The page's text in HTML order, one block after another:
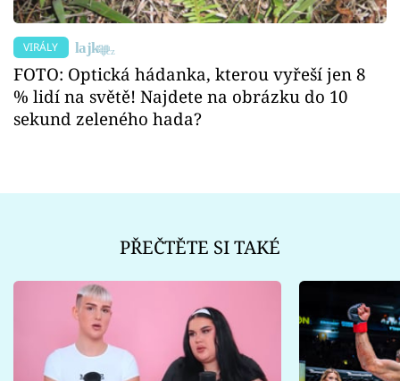
VIRÁLY
FOTO: Optická hádanka, kterou vyřeší jen 8
% lidí na světě! Najdete na obrázku do 10
sekund zeleného hada?
PŘEČTĚTE SI TAKÉ